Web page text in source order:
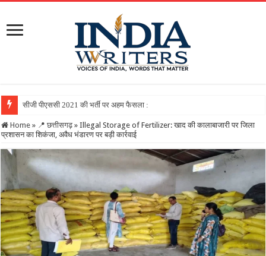
सीजी पीएससी 2021 की भर्ती पर अहम फैसला : सुप्रीम कोर्ट से निर्दोष चयनित अभ
Home » 📍 छत्तीसगढ़ » Illegal Storage of Fertilizer: खाद की कालाबाजारी पर जिला
प्रशासन का शिकंजा, अवैध भंडारण पर बड़ी कार्रवाई